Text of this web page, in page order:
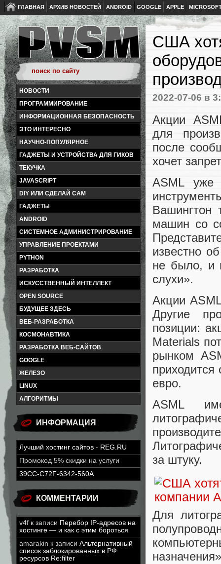
ГЛАВНАЯ АРХИВ НОВОСТЕЙ ANDROID GOOGLE APPLE
НОВОСТИ
ПРОГРАММИРОВАНИЕ
ИНФОРМАЦИОННАЯ БЕЗОПАСНОСТЬ
ЭТО ИНТЕРЕСНО
НАУЧНО-ПОПУЛЯРНОЕ
ГАДЖЕТЫ И УСТРОЙСТВА ДЛЯ ГИКОВ
ТЕКУЧКА
JAVASCRIPT
DIY ИЛИ СДЕЛАЙ САМ
ГАДЖЕТЫ
ANDROID
СИСТЕМНОЕ АДМИНИСТРИРОВАНИЕ
УПРАВЛЕНИЕ ПРОЕКТАМИ
PYTHON
РАЗРАБОТКА
ИСКУССТВЕННЫЙ ИНТЕЛЛЕКТ
OPEN SOURCE
БУДУЩЕЕ ЗДЕСЬ
ВЕБ-РАЗРАБОТКА
КОСМОНАВТИКА
РАЗРАБОТКА ВЕБ-САЙТОВ
GOOGLE
ЖЕЛЕЗО
LINUX
АЛГОРИТМЫ
ИНФОРМАЦИЯ
Лучший хостинг сайтов - REG.RU
Промокод 5% скидки на услуги
39CC-C72F-6342-560A
КОММЕНТАРИИ
v4f к записи Перебор IP-адресов на
хостинге — и как с этим бороться
amarakin к записи Альтернативный
список заблокированных в РФ
ресурсов Re:filter
США
2022-07-06 в
Акции
для
после
хочет
ASML уже
Вашингтон
машин со
известно
не было, и
слухи».
Акции
Другие
позиции:
Materials
рынком
евро.
ASML
за штуку.
Для